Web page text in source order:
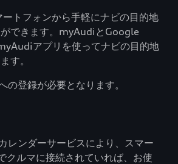
ートフォンから手軽にナビの目的地
できます。myAudiとGoogle
アプリを使ってナビの目的地
す。
登録が必要となります。
レンダーサービスにより、スマー
クルマに接続されていれば、お使